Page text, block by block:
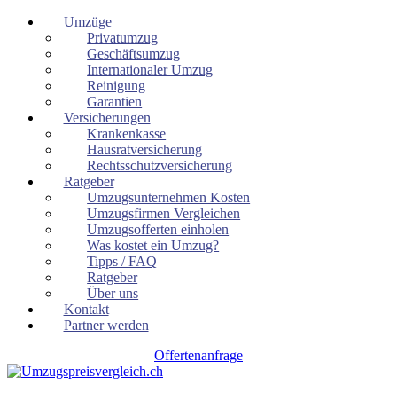
Umzüge
Privatumzug
Geschäftsumzug
Internationaler Umzug
Reinigung
Garantien
Versicherungen
Krankenkasse
Hausratversicherung
Rechtsschutzversicherung
Ratgeber
Umzugsunternehmen Kosten
Umzugsfirmen Vergleichen
Umzugsofferten einholen
Was kostet ein Umzug?
Tipps / FAQ
Ratgeber
Über uns
Kontakt
Partner werden
Offertenanfrage